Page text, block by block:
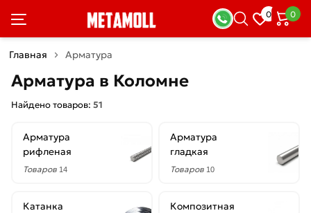
0 0
Главная Арматура
Арматура в Коломне
Найдено товаров: 51
Арматура
рифленая
Товаров 14
Арматура
гладкая
Товаров 10
Катанка
Композитная
Фильтры
×
скидкой
Цена
руб.